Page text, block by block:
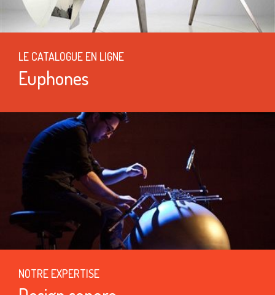
LE CATALOGUE EN LIGNE
Euphones
NOTRE EXPERTISE